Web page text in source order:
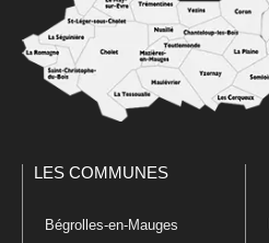
LES COMMUNES
Bégrolles-en-Mauges